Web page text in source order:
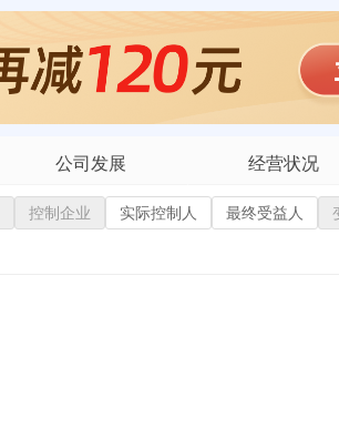
公司发展 经营状况
融资历史
招投标
控制企业 实际控制人 最终受益人